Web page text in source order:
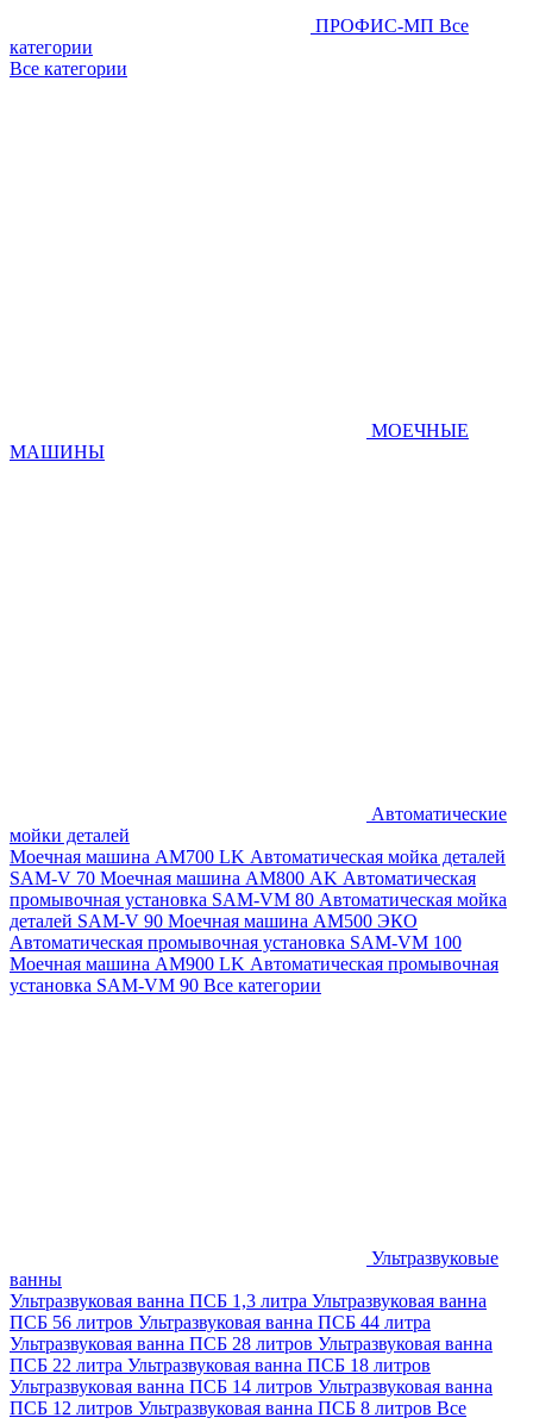
ПРОФИС-МП Все
категории
Все категории
МОЕЧНЫЕ
МАШИНЫ
Автоматические
мойки деталей
Моечная машина AM700 LK Автоматическая мойка деталей
SAM-V 70 Моечная машина АМ800 AK Автоматическая
промывочная установка SAM-VM 80 Автоматическая мойка
деталей SAM-V 90 Моечная машина АМ500 ЭКО
Автоматическая промывочная установка SAM-VM 100
Моечная машина AM900 LK Автоматическая промывочная
установка SAM-VM 90 Все категории
Ультразвуковые
ванны
Ультразвуковая ванна ПСБ 1,3 литра Ультразвуковая ванна
ПСБ 56 литров Ультразвуковая ванна ПСБ 44 литра
Ультразвуковая ванна ПСБ 28 литров Ультразвуковая ванна
ПСБ 22 литра Ультразвуковая ванна ПСБ 18 литров
Ультразвуковая ванна ПСБ 14 литров Ультразвуковая ванна
ПСБ 12 литров Ультразвуковая ванна ПСБ 8 литров Все